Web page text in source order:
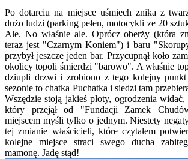
Po dotarciu na miejsce uśmiech znika z
dużo ludzi (parking pełen, motocykli ze 20
Ale. No właśnie ale. Oprócz oberży (która
teraz jest "Czarnym Koniem") i baru
przybył jeszcze jeden bar. Przycupnął koło
okolicy topoli śmierdzi "barowo". A właśnie
dziupli drzwi i zrobiono z tego kolejny
sezonie to chatka Puchatka i siedzi tam
Wszędzie stoją jakieś płoty, ogrodzenia
który przejął od "Fundacji Zamek
miejscem myśli tylko o jednym. Niestety
tej zmianie właścicieli, które czytałem
kolejne miejsce straci swego ducha
mamonę. Jadę stąd!